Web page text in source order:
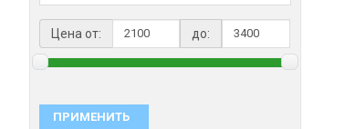
Цена от: до:
ПРИМЕНИТЬ